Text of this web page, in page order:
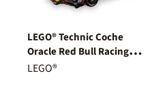
LEGO® Technic Coche
Oracle Red Bull Racing
RB20 F1 42206
LEGO®